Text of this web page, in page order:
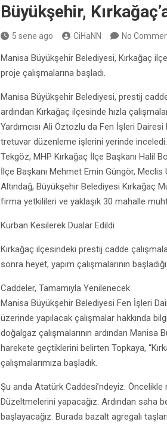
Büyükşehir,
5 sene ago CiHaNN No
Manisa Büyükşehir Belediyesi, Kırkağaç
proje çalışmalarına başladı.
Manisa Büyükşehir Belediyesi, prestij
ardından Kırkağaç ilçesinde hızla
Yardımcısı Ali Öztozlu da Fen İşleri
tretuvar düzenleme işlerini yerinde
Tekgöz, MHP Kırkağaç İlçe Başkanı Halil
İlçe Başkanı Mehmet Emin Güngör, Meclis
Altındağ, Büyükşehir Belediyesi Kırkağaç
firma yetkilileri ve yaklaşık 30 mahalle
Kurban Kesilerek Dualar Edildi
Kırkağaç ilçesindeki prestij cadde
sonra heyet, yapım çalışmalarının
Caddeler, Tamamıyla Yenilenecek
Manisa Büyükşehir Belediyesi Fen İşleri
üzerinde yapılacak çalışmalar hakkında
doğalgaz çalışmalarının ardından Manisa
harekete geçtiklerini belirten Topkaya,
çalışmalarımıza başladık.
Şu anda Atatürk Caddesi’ndeyiz. Öncelikle
Düzeltmelerini yapacağız. Ardından saha
başlayacağız. Burada bazalt agregalı